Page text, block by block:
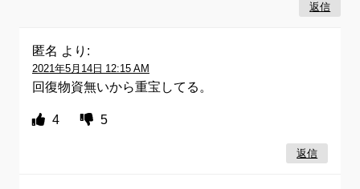
返信
匿名 より:
2021年5月14日 12:15 AM
回復物資無いから重宝してる。
4 5
返信